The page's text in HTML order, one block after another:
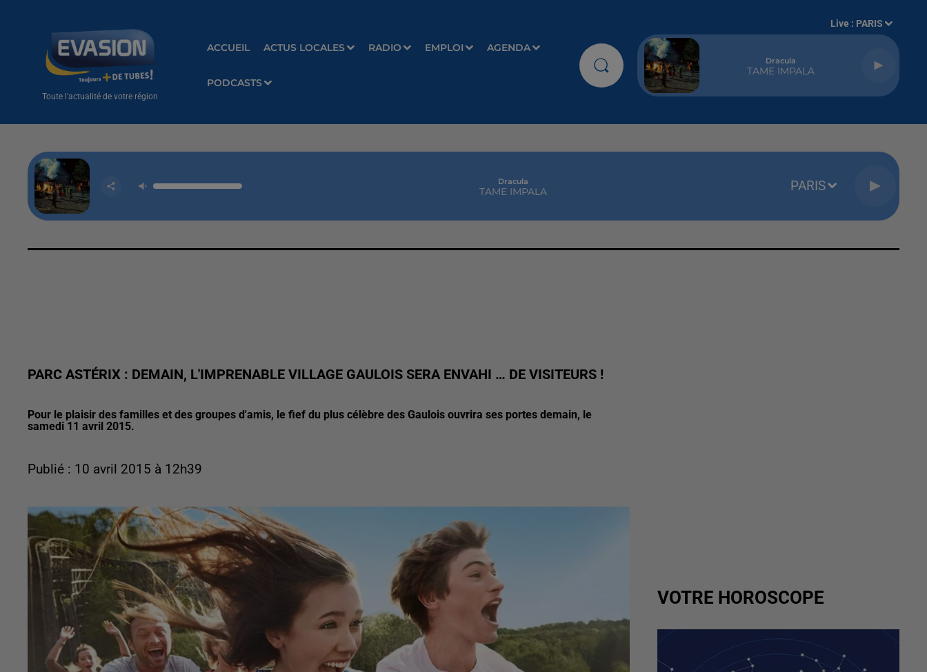
Toute l'actualité de votre région
ACCUEIL ACTUS LOCALES RADIO EMPLOI AGENDA
PODCASTS
Live : PARIS
Dracula
TAME IMPALA
Dracula
TAME IMPALA PARIS
PARC ASTÉRIX : DEMAIN, L'IMPRENABLE VILLAGE GAULOIS SERA ENVAHI … DE VISITEURS !
Pour le plaisir des familles et des groupes d'amis, le fief du plus célèbre des Gaulois ouvrira ses portes demain, le
samedi 11 avril 2015.
Publié : 10 avril 2015 à 12h39
VOTRE HOROSCOPE